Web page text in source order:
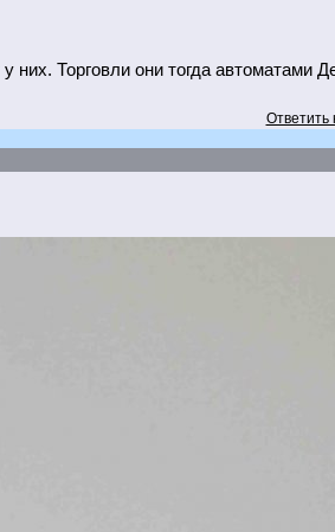
них. Торговли они тогда автоматами
Ответить